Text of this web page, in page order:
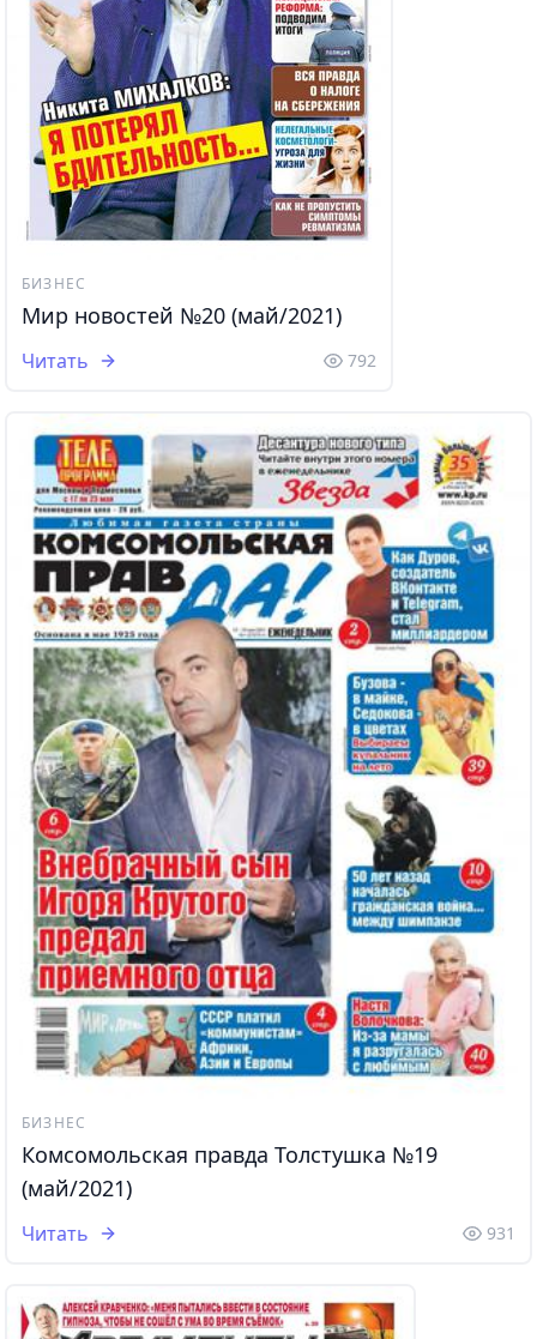
БИЗНЕС
Мир новостей №20 (май/2021)
Читать 792
БИЗНЕС
Комсомольская правда Толстушка №19
(май/2021)
Читать 931